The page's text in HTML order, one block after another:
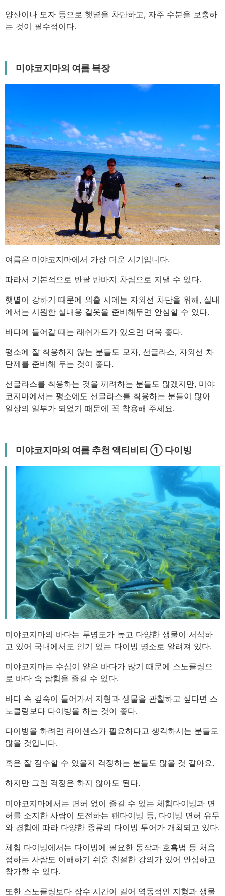
양산이나 모자 등으로 햇볕을 차단하고, 자주 수분을 보충하
는 것이 필수적이다.
미야코지마의 여름 복장
여름은 미야코지마에서 가장 더운 시기입니다.
따라서 기본적으로 반팔 반바지 차림으로 지낼 수 있다.
햇볕이 강하기 때문에 외출 시에는 자외선 차단을 위해, 실내
에서는 시원한 실내용 겉옷을 준비해두면 안심할 수 있다.
바다에 들어갈 때는 래쉬가드가 있으면 더욱 좋다.
평소에 잘 착용하지 않는 분들도 모자, 선글라스, 자외선 차
단제를 준비해 두는 것이 좋다.
선글라스를 착용하는 것을 꺼려하는 분들도 많겠지만, 미야
코지마에서는 평소에도 선글라스를 착용하는 분들이 많아
일상의 일부가 되었기 때문에 꼭 착용해 주세요.
미야코지마의 여름 추천 액티비티 ① 다이빙
미야코지마의 바다는 투명도가 높고 다양한 생물이 서식하
고 있어 국내에서도 인기 있는 다이빙 명소로 알려져 있다.
미야코지마는 수심이 얕은 바다가 많기 때문에 스노클링으
로 바다 속 탐험을 즐길 수 있다.
바다 속 깊숙이 들어가서 지형과 생물을 관찰하고 싶다면 스
노클링보다 다이빙을 하는 것이 좋다.
다이빙을 하려면 라이센스가 필요하다고 생각하시는 분들도
많을 것입니다.
혹은 잘 잠수할 수 있을지 걱정하는 분들도 많을 것 같아요.
하지만 그런 걱정은 하지 않아도 된다.
미야코지마에서는 면허 없이 즐길 수 있는 체험다이빙과 면
허를 소지한 사람이 도전하는 팬다이빙 등, 다이빙 면허 유무
와 경험에 따라 다양한 종류의 다이빙 투어가 개최되고 있다.
체험 다이빙에서는 다이빙에 필요한 동작과 호흡법 등 처음
접하는 사람도 이해하기 쉬운 친절한 강의가 있어 안심하고
참가할 수 있다.
또한 스노클링보다 잠수 시간이 길어 역동적인 지형과 생물